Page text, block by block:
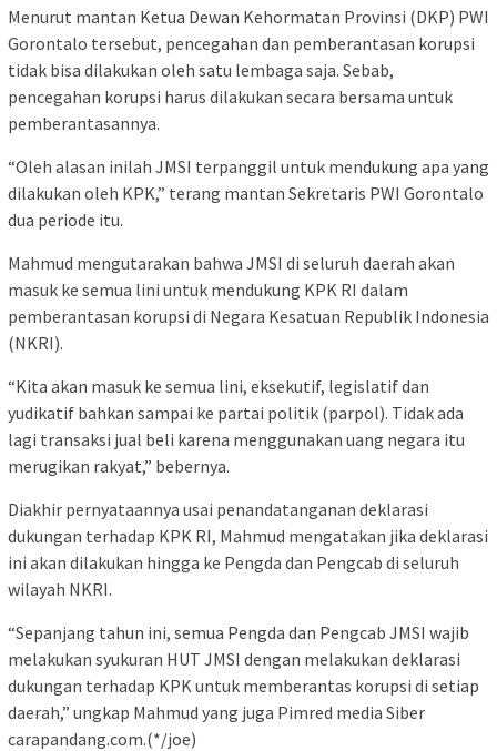
Menurut mantan Ketua Dewan Kehormatan Provinsi (DKP) PWI
Gorontalo tersebut, pencegahan dan pemberantasan korupsi
tidak bisa dilakukan oleh satu lembaga saja. Sebab,
pencegahan korupsi harus dilakukan secara bersama untuk
pemberantasannya.
“Oleh alasan inilah JMSI terpanggil untuk mendukung apa yang
dilakukan oleh KPK,” terang mantan Sekretaris PWI Gorontalo
dua periode itu.
Mahmud mengutarakan bahwa JMSI di seluruh daerah akan
masuk ke semua lini untuk mendukung KPK RI dalam
pemberantasan korupsi di Negara Kesatuan Republik Indonesia
(NKRI).
“Kita akan masuk ke semua lini, eksekutif, legislatif dan
yudikatif bahkan sampai ke partai politik (parpol). Tidak ada
lagi transaksi jual beli karena menggunakan uang negara itu
merugikan rakyat,” bebernya.
Diakhir pernyataannya usai penandatanganan deklarasi
dukungan terhadap KPK RI, Mahmud mengatakan jika deklarasi
ini akan dilakukan hingga ke Pengda dan Pengcab di seluruh
wilayah NKRI.
“Sepanjang tahun ini, semua Pengda dan Pengcab JMSI wajib
melakukan syukuran HUT JMSI dengan melakukan deklarasi
dukungan terhadap KPK untuk memberantas korupsi di setiap
daerah,” ungkap Mahmud yang juga Pimred media Siber
carapandang.com.(*/joe)